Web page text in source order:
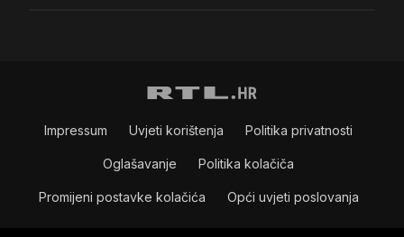
Impressum Uvjeti korištenja Politika privatnosti
Oglašavanje Politika kolačiča
Promijeni postavke kolačića Opći uvjeti poslovanja